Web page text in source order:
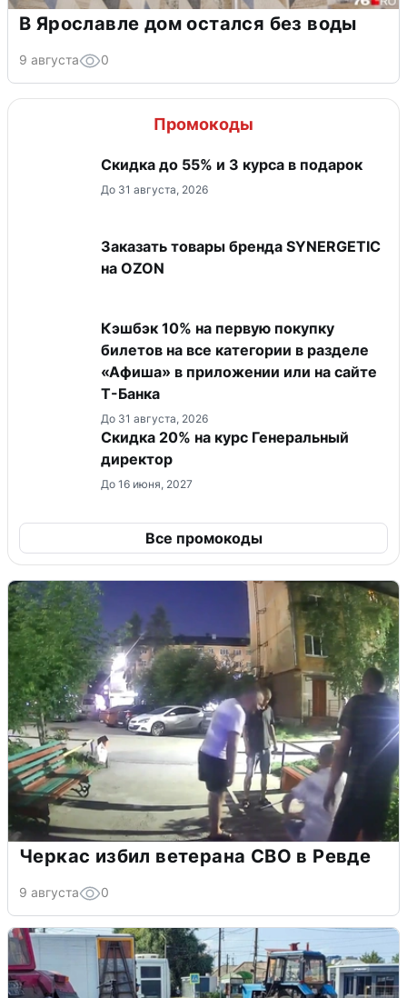
В Ярославле дом остался без воды
9 августа 0
Промокоды
Скидка до 55% и 3 курса в подарок
До 31 августа, 2026
Заказать товары бренда SYNERGETIC
на OZON
Кэшбэк 10% на первую покупку
билетов на все категории в разделе
«Афиша» в приложении или на сайте
Т-Банка
До 31 августа, 2026
Скидка 20% на курс Генеральный
директор
До 16 июня, 2027
Все промокоды
Черкас избил ветерана СВО в Ревде
9 августа 0